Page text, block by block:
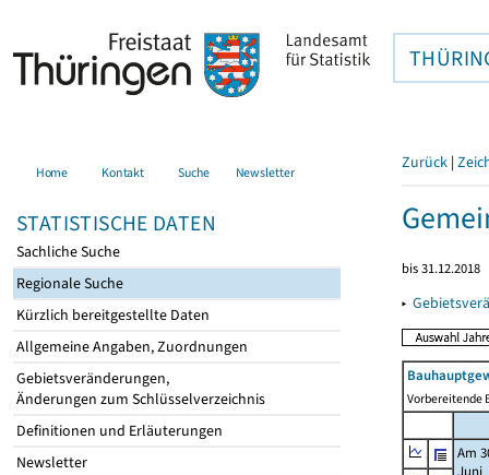
Home Kontakt Suche Newsletter
STATISTISCHE DATEN
Sachliche Suche
Regionale Suche
Kürzlich bereitgestellte Daten
Allgemeine Angaben, Zuordnungen
Gebietsveränderungen,
Änderungen zum Schlüsselverzeichnis
Definitionen und Erläuterungen
Newsletter
Zurück |
bis 31.12.2018
▸
Vorbereitende
Am
Juni